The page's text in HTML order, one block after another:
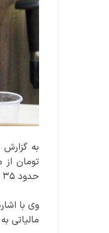
تومان
حدود ۳۵ درصد افزایش را نشان می‌دهد.
وی با
مالیاتی